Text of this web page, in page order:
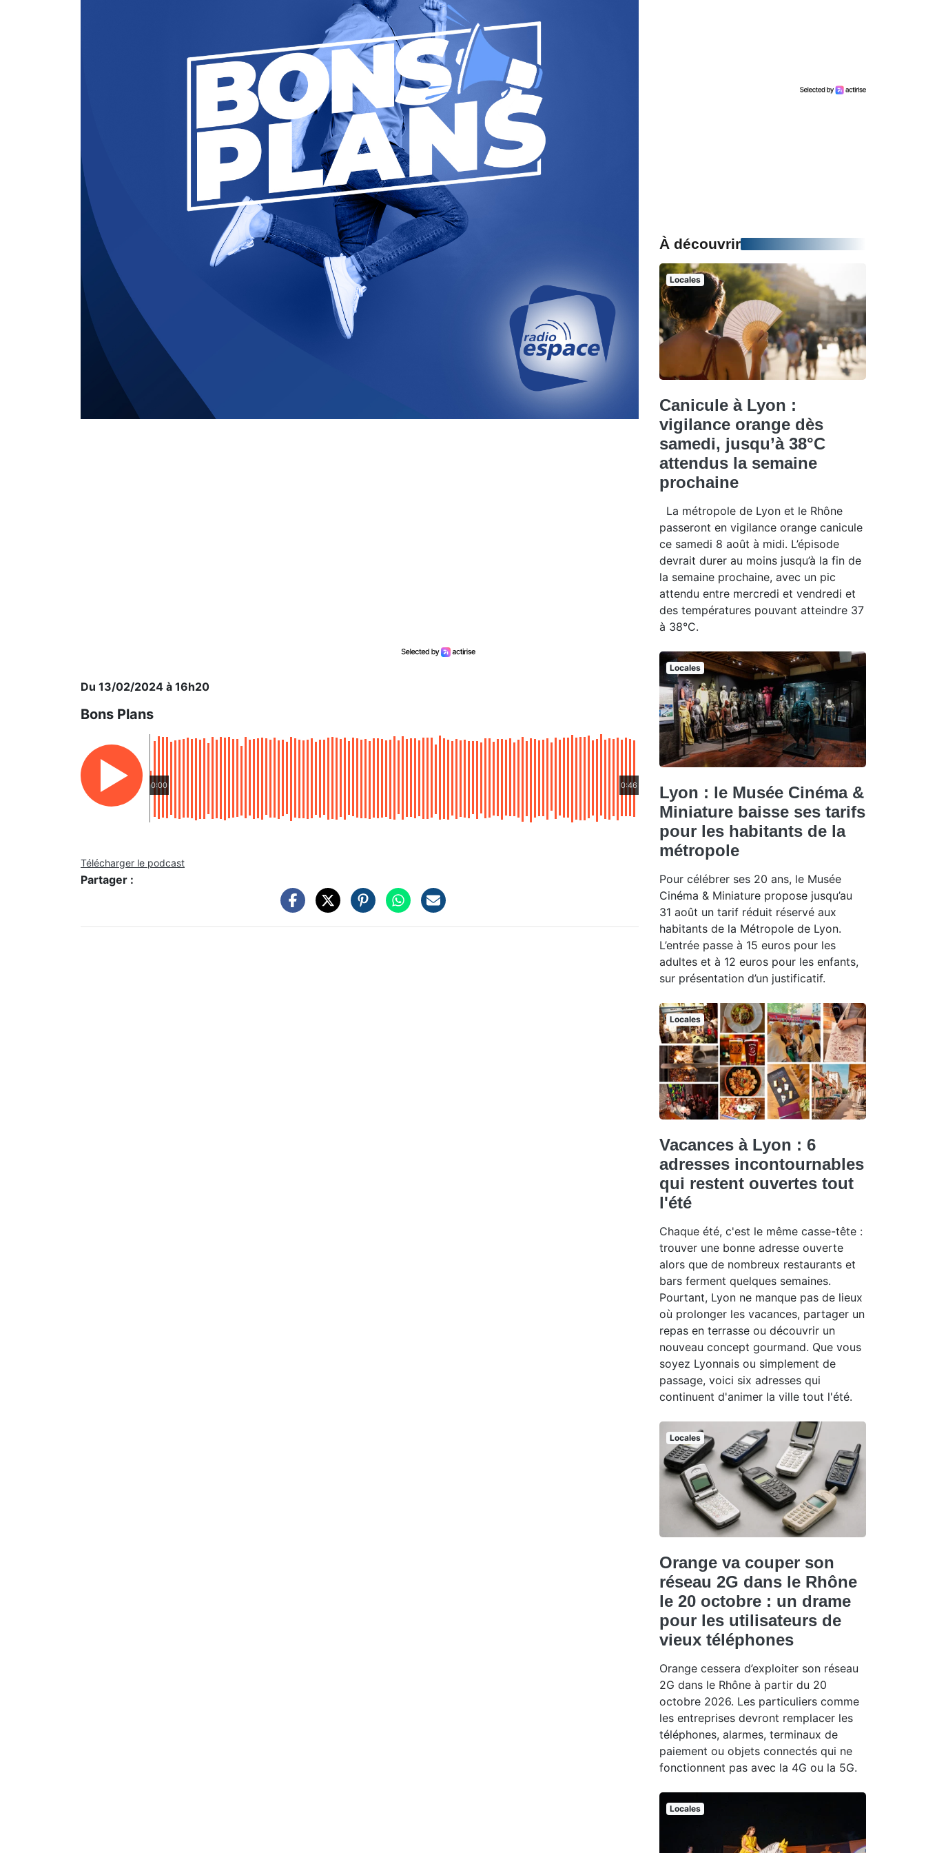
Du 13/02/2024 à 16h20
Bons Plans
0:00 0:46
Télécharger le podcast
Partager :
À découvrir
Locales
Canicule à Lyon :
vigilance orange dès
samedi, jusqu’à 38°C
attendus la semaine
prochaine
La métropole de Lyon et le Rhône
passeront en vigilance orange canicule
ce samedi 8 août à midi. L’épisode
devrait durer au moins jusqu’à la fin de
la semaine prochaine, avec un pic
attendu entre mercredi et vendredi et
des températures pouvant atteindre 37
à 38°C.
Locales
Lyon : le Musée Cinéma &
Miniature baisse ses tarifs
pour les habitants de la
métropole
Pour célébrer ses 20 ans, le Musée
Cinéma & Miniature propose jusqu’au
31 août un tarif réduit réservé aux
habitants de la Métropole de Lyon.
L’entrée passe à 15 euros pour les
adultes et à 12 euros pour les enfants,
sur présentation d’un justificatif.
Locales
Vacances à Lyon : 6
adresses incontournables
qui restent ouvertes tout
l'été
Chaque été, c'est le même casse-tête :
trouver une bonne adresse ouverte
alors que de nombreux restaurants et
bars ferment quelques semaines.
Pourtant, Lyon ne manque pas de lieux
où prolonger les vacances, partager un
repas en terrasse ou découvrir un
nouveau concept gourmand. Que vous
soyez Lyonnais ou simplement de
passage, voici six adresses qui
continuent d'animer la ville tout l'été.
Locales
Orange va couper son
réseau 2G dans le Rhône
le 20 octobre : un drame
pour les utilisateurs de
vieux téléphones
Orange cessera d’exploiter son réseau
2G dans le Rhône à partir du 20
octobre 2026. Les particuliers comme
les entreprises devront remplacer les
téléphones, alarmes, terminaux de
paiement ou objets connectés qui ne
fonctionnent pas avec la 4G ou la 5G.
Locales